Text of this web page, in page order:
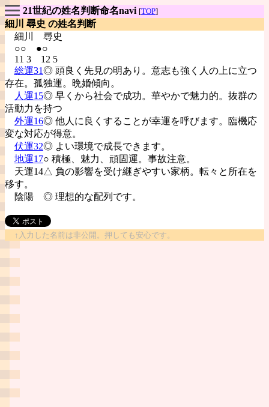
21世紀の姓名判断命名navi [TOP]
細川 尋史 の姓名判断
細川 尋史
○○ ●○
11 3 12 5
総運31◎ 頭良く先見の明あり。意志も強く人の上に立つ
存在。孤独運。晩婚傾向。
人運15◎ 早くから社会で成功。華やかで魅力的。抜群の
活動力を持つ
外運16◎ 他人に良くすることが幸運を呼びます。臨機応
変な対応が得意。
伏運32◎ よい環境で成長できます。
地運17○ 積極、魅力、頑固運。事故注意。
天運14△ 負の影響を受け継ぎやすい家柄。転々と所在を
移す。
陰陽 ◎ 理想的な配列です。
↑入力した名前は非公開。押しても安心です。